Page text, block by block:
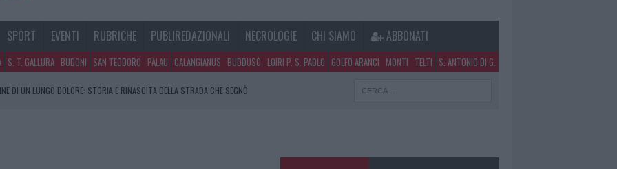
SPORT EVENTI RUBRICHE PUBLIREDAZIONALI NECROLOGIE CHI SIAMO ABBONATI
S. T. GALLURA BUDONI SAN TEODORO PALAU CALANGIANUS BUDDUSÒ LOIRI P. S. PAOLO GOLFO ARANCI MONTI TELTI S. ANTONIO DI G.
DI UN LUNGO DOLORE: STORIA E RINASCITA DELLA STRADA CHE SEGNÒ